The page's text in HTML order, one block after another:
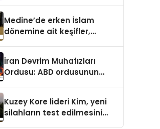
Medine’de erken İslam
dönemine ait keşifler,
İran Devrim Muhafızları
Ordusu: ABD ordusunun
Kuzey Kore lideri Kim, yeni
silahların test edilmesini